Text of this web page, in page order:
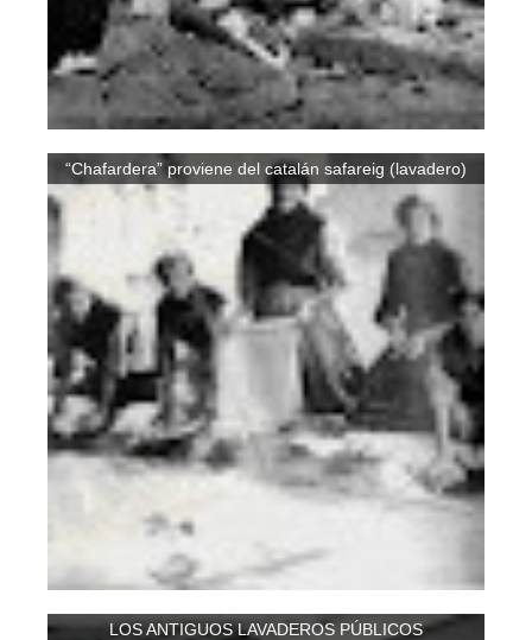
“Chafardera” proviene del catalán safareig (lavadero)
LOS ANTIGUOS LAVADEROS PÚBLICOS